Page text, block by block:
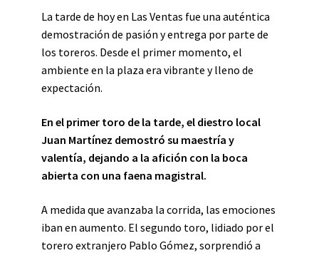
La tarde de hoy en Las Ventas fue una auténtica
demostración de pasión y entrega por parte de
los toreros. Desde el primer momento, el
ambiente en la plaza era vibrante y lleno de
expectación.
En el primer toro de la tarde, el diestro local
Juan Martínez demostró su maestría y
valentía, dejando a la afición con la boca
abierta con una faena magistral.
A medida que avanzaba la corrida, las emociones
iban en aumento. El segundo toro, lidiado por el
torero extranjero Pablo Gómez, sorprendió a